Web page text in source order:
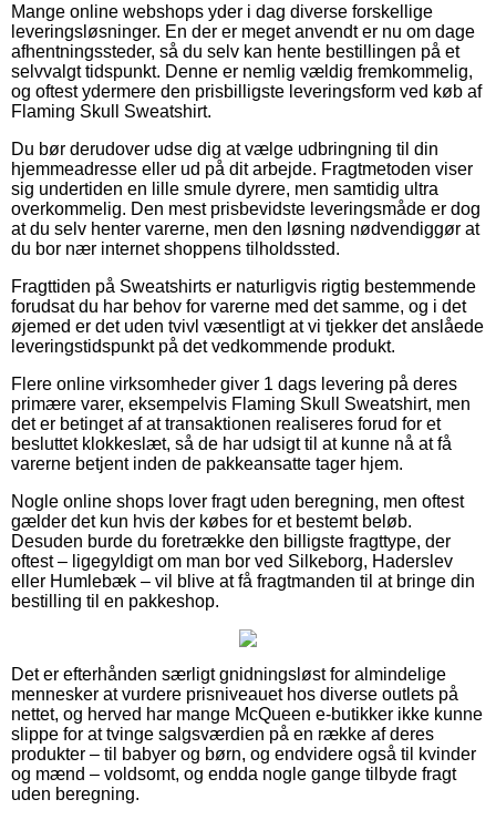
Mange online webshops yder i dag diverse forskellige
leveringsløsninger. En der er meget anvendt er nu om dage
afhentningssteder, så du selv kan hente bestillingen på et
selvvalgt tidspunkt. Denne er nemlig vældig fremkommelig,
og oftest ydermere den prisbilligste leveringsform ved køb af
Flaming Skull Sweatshirt.
Du bør derudover udse dig at vælge udbringning til din
hjemmeadresse eller ud på dit arbejde. Fragtmetoden viser
sig undertiden en lille smule dyrere, men samtidig ultra
overkommelig. Den mest prisbevidste leveringsmåde er dog
at du selv henter varerne, men den løsning nødvendiggør at
du bor nær internet shoppens tilholdssted.
Fragttiden på Sweatshirts er naturligvis rigtig bestemmende
forudsat du har behov for varerne med det samme, og i det
øjemed er det uden tvivl væsentligt at vi tjekker det anslåede
leveringstidspunkt på det vedkommende produkt.
Flere online virksomheder giver 1 dags levering på deres
primære varer, eksempelvis Flaming Skull Sweatshirt, men
det er betinget af at transaktionen realiseres forud for et
besluttet klokkeslæt, så de har udsigt til at kunne nå at få
varerne betjent inden de pakkeansatte tager hjem.
Nogle online shops lover fragt uden beregning, men oftest
gælder det kun hvis der købes for et bestemt beløb.
Desuden burde du foretrække den billigste fragttype, der
oftest – ligegyldigt om man bor ved Silkeborg, Haderslev
eller Humlebæk – vil blive at få fragtmanden til at bringe din
bestilling til en pakkeshop.
Det er efterhånden særligt gnidningsløst for almindelige
mennesker at vurdere prisniveauet hos diverse outlets på
nettet, og herved har mange McQueen e-butikker ikke kunne
slippe for at tvinge salgsværdien på en række af deres
produkter – til babyer og børn, og endvidere også til kvinder
og mænd – voldsomt, og endda nogle gange tilbyde fragt
uden beregning.